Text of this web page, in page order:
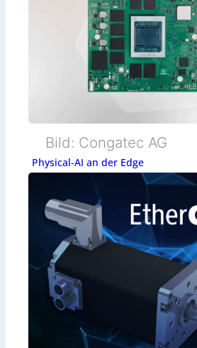
Bild: Congatec AG
Physical-AI an der Edge